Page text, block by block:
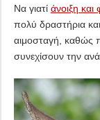
Να γιατί άνοιξη
πολύ δραστήρια και
αιμοσταγή, καθώς
συνεχίσουν την